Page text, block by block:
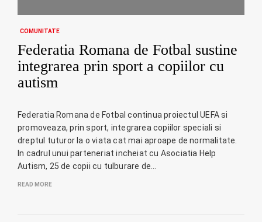
COMUNITATE
Federatia Romana de Fotbal sustine
integrarea prin sport a copiilor cu
autism
Federatia Romana de Fotbal continua proiectul UEFA si
promoveaza, prin sport, integrarea copiilor speciali si
dreptul tuturor la o viata cat mai aproape de normalitate.
In cadrul unui parteneriat incheiat cu Asociatia Help
Autism, 25 de copii cu tulburare de…
READ MORE